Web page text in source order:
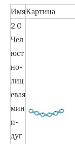
ИмяКартина
2.0
Чел
юст
но-
лиц
евая
мин
и-
дуг